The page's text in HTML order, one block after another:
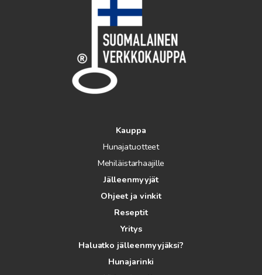
Kauppa
Hunajatuotteet
Mehiläistarhaajille
Jälleenmyyjät
Ohjeet ja vinkit
Reseptit
Yritys
Haluatko jälleenmyyjäksi?
Hunajarinki